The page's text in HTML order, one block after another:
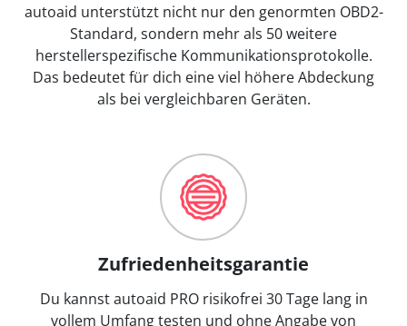
autoaid unterstützt nicht nur den genormten OBD2-
Standard, sondern mehr als 50 weitere
herstellerspezifische Kommunikationsprotokolle.
Das bedeutet für dich eine viel höhere Abdeckung
als bei vergleichbaren Geräten.
Zufriedenheitsgarantie
Du kannst autoaid PRO risikofrei 30 Tage lang in
vollem Umfang testen und ohne Angabe von